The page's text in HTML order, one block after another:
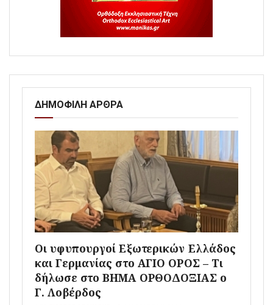
ΔΗΜΟΦΙΛΗ ΑΡΘΡΑ
Οι υφυπουργοί Εξωτερικών Ελλάδος
και Γερμανίας στο ΑΓΙΟ ΟΡΟΣ – Τι
δήλωσε στο ΒΗΜΑ ΟΡΘΟΔΟΞΙΑΣ ο
Γ. Λοβέρδος